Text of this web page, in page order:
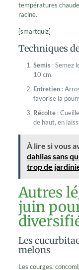
températures
racine.
[smartquiz]
Techniques
Semis: Semez
10 cm.
Entretien:
favorise la
Récolte:
de haut, en
À lire si vous
dahlias sans
trop de
Autres
juin
Les
melons
Les courges,